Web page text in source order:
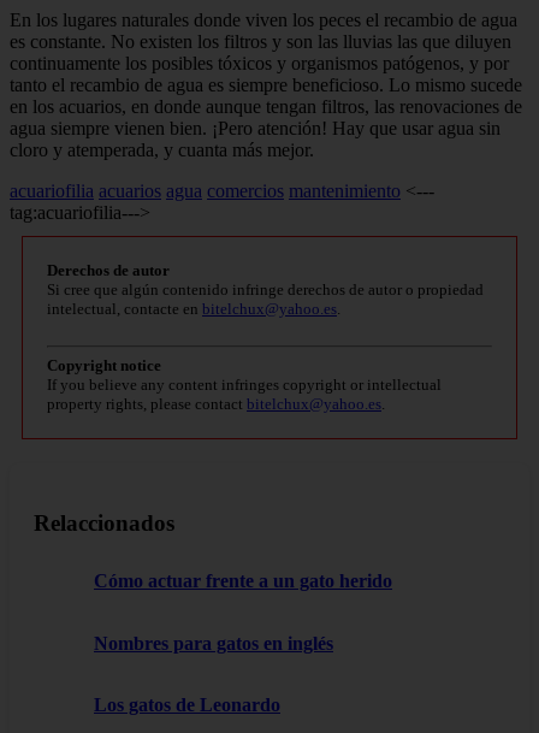
En los lugares naturales donde viven los peces el recambio de agua
es cons­tante. No existen los filtros y son las llu­vias las que diluyen
continuamente los posibles tóxicos y organismos patóge­nos, y por
tanto el recambio de agua es siempre beneficioso. Lo mismo sucede
en los acuarios, en donde aunque tengan filtros, las renovaciones de
agua siempre vie­nen bien. ¡Pero atención! Hay que usar agua sin
cloro y atemperada, y cuanta más mejor.
acuariofilia acuarios agua comercios mantenimiento <---
tag:acuariofilia--->
Derechos de autor
Si cree que algún contenido infringe derechos de autor o propiedad
intelectual, contacte en bitelchux@yahoo.es
Copyright notice
If you believe any content infringes copyright or intellectual
property rights, please contact bitelchux@yahoo.es
Relaccionados
Cómo actuar frente a un gato herido
Nombres para gatos en inglés
Los gatos de Leonardo